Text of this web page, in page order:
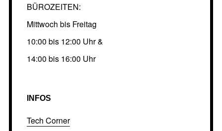
BÜROZEITEN:
Mittwoch bis Freitag
10:00 bis 12:00 Uhr &
14:00 bis 16:00 Uhr
INFOS
Tech Corner